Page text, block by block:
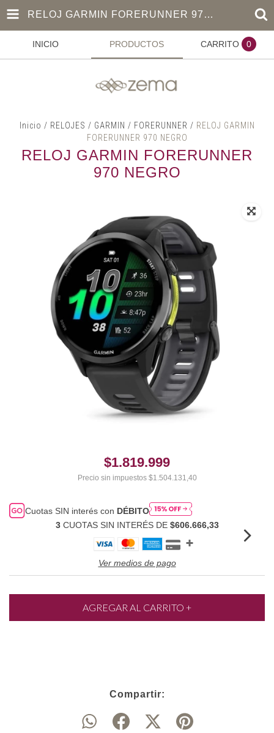
RELOJ GARMIN FORERUNNER 970 NEGRO
INICIO PRODUCTOS CARRITO 0
Inicio / RELOJES / GARMIN / FORERUNNER / RELOJ GARMIN
FORERUNNER 970 NEGRO
RELOJ GARMIN FORERUNNER
970 NEGRO
$1.819.999
Precio sin impuestos $1.504.131,40
Cuotas SIN interés con DÉBITO
3CUOTAS SIN INTERÉS DE $606.666,33
Ver medios de pago
Compartir: